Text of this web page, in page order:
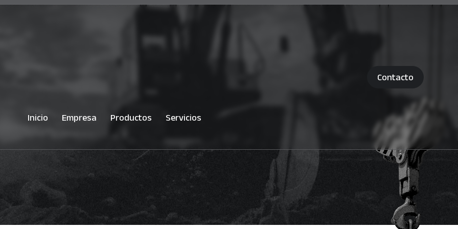
Inicio Empresa Productos Servicios
Contacto